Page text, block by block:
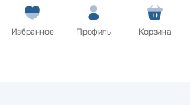
2026 ООО «Эпл Тэк»
Избранное Профиль Корзина